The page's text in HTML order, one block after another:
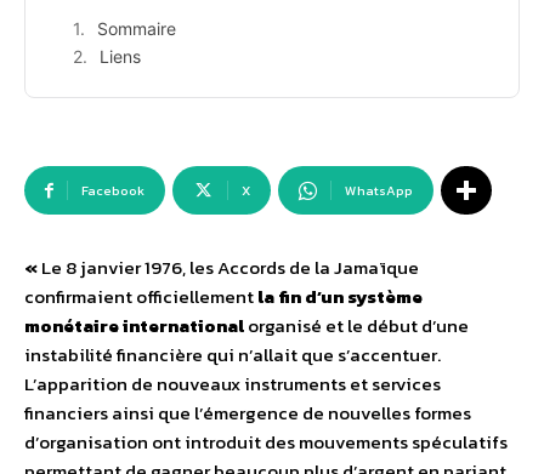
Sommaire
Liens
Facebook X WhatsApp
«Le 8 janvier 1976, les Accords de la Jamaïque
confirmaient officiellementla fin d’un système
monétaire internationalorganisé et le début d’une
instabilité financière qui n’allait que s’accentuer.
L’apparition de nouveaux instruments et services
financiers ainsi que l’émergence de nouvelles formes
d’organisation ont introduit des mouvements spéculatifs